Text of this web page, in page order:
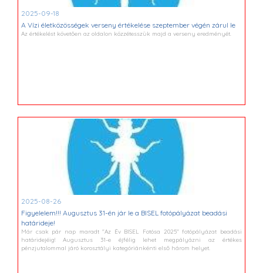
2025-09-18
A Vízi életközösségek verseny értékelése szeptember végén zárul le
Az értékelést követően az oldalon közzétesszük majd a verseny eredményét.
2025-08-26
Figyelelem!!! Augusztus 31-én jár le a BISEL fotópályázat beadási
határideje!
Már csak pár nap maradt "Az Év BISEL Fotósa 2025" fotópályázat beadási
határidejéig! Augusztus 31-e éjfélig lehet megpályázni az értékes
pénzjutalommal járó korosztályi kategóriánkénti első három helyet.